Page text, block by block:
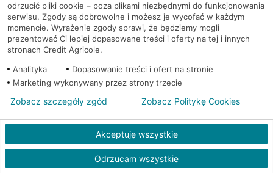
Warszawa, Przy Agorze 28
Warszawa, Przylesie 3
Warszawa, Puławska 10
Warszawa, Puławska 11
Warszawa, Puławska 11
Warszawa, Puławska 2
odrzucić pliki cookie – poza plikami niezbędnymi do funkcjonowania
serwisu. Zgody są dobrowolne i możesz je wycofać w każdym
momencie. Wyrażenie zgody sprawi, że będziemy mogli
prezentować Ci lepiej dopasowane treści i oferty na tej i innych
stronach Credit Agricole.
Analityka
Dopasowanie treści i ofert na stronie
Marketing wykonywany przez strony trzecie
Akceptuję wszystkie
Odrzucam wszystkie
Zobacz szczegóły zgód Zobacz Politykę Cookies